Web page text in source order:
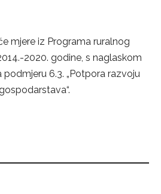
mjere iz Programa ruralnog
2020. godine, s naglaskom
6.3. „Potpora razvoju